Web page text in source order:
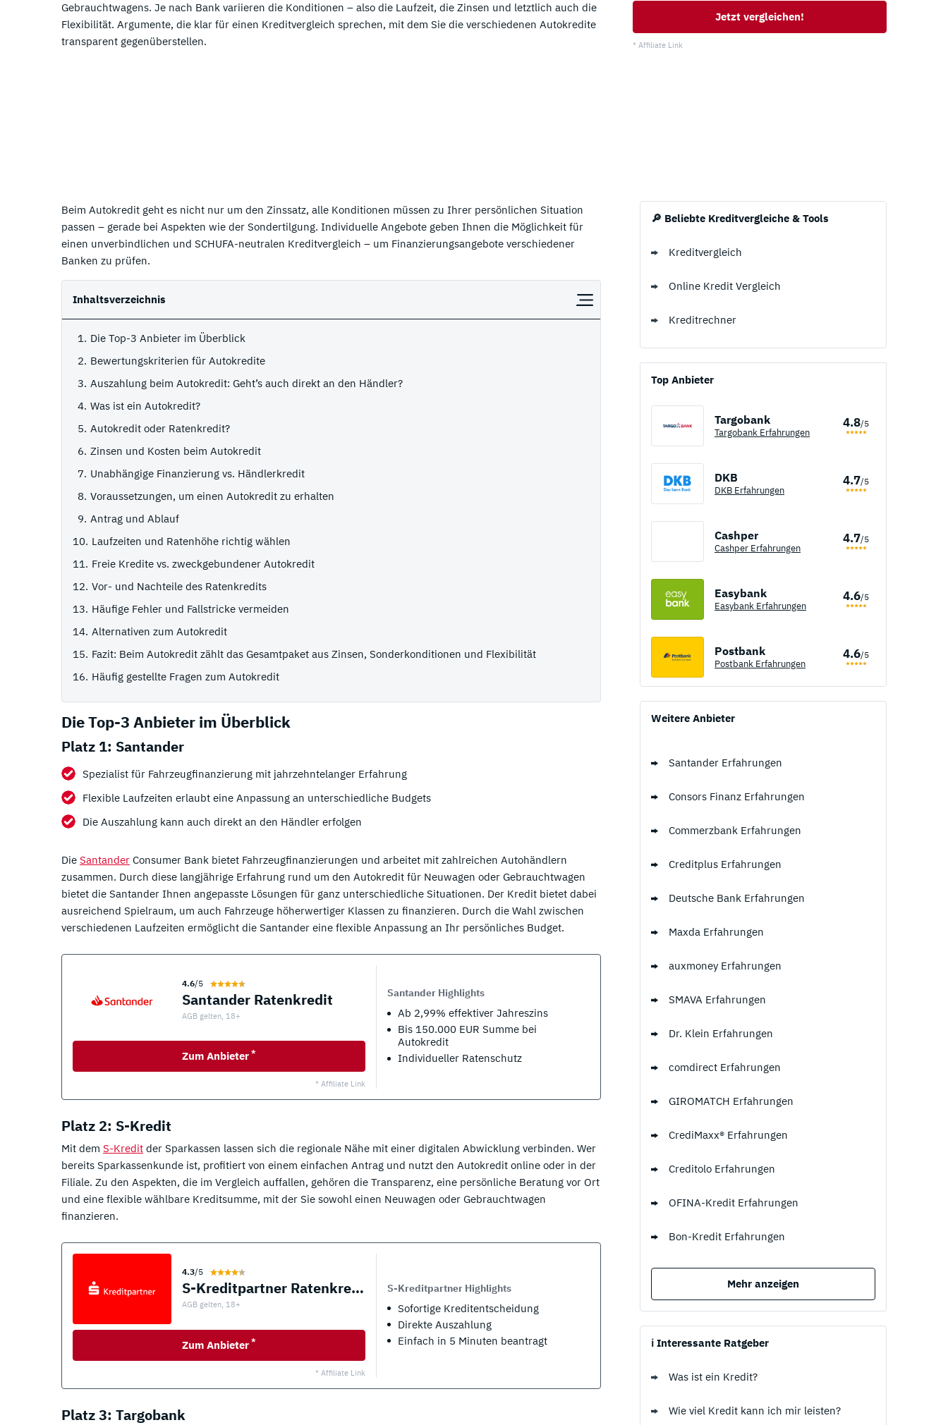
07. Consors Finanz Erfahrungen
Commerzbank Erfahrungen
Paypal Kredit
Umschuldungskredit
07. Trade Republic Erfahrungen
awa7 Erfahrungen
Mastercard Kreditkarten
Welche Kreditkarten Arten gibt es?
Gebrauchtwagens. Je nach Bank variieren die Konditionen – also die Laufzeit, die Zinsen und letztlich auch die
Flexibilität. Argumente, die klar für einen Kreditvergleich sprechen, mit dem Sie die verschiedenen Autokredite
transparent gegenüberstellen.
Jetzt vergleichen!
* Affiliate Link
Beim Autokredit geht es nicht nur um den Zinssatz, alle Konditionen müssen zu Ihrer persönlichen Situation
passen – gerade bei Aspekten wie der Sondertilgung. Individuelle Angebote geben Ihnen die Möglichkeit für
einen unverbindlichen und SCHUFA-neutralen Kreditvergleich – um Finanzierungsangebote verschiedener
Banken zu prüfen.
Inhaltsverzeichnis
Die Top-3 Anbieter im Überblick
Bewertungskriterien für Autokredite
Auszahlung beim Autokredit: Geht’s auch direkt an den Händler?
Was ist ein Autokredit?
Autokredit oder Ratenkredit?
Zinsen und Kosten beim Autokredit
Unabhängige Finanzierung vs. Händlerkredit
Voraussetzungen, um einen Autokredit zu erhalten
Antrag und Ablauf
Laufzeiten und Ratenhöhe richtig wählen
Freie Kredite vs. zweckgebundener Autokredit
Vor- und Nachteile des Ratenkredits
Häufige Fehler und Fallstricke vermeiden
Alternativen zum Autokredit
Fazit: Beim Autokredit zählt das Gesamtpaket aus Zinsen, Sonderkonditionen und Flexibilität
Häufig gestellte Fragen zum Autokredit
Die Top-3 Anbieter im Überblick
Platz 1: Santander
Spezialist für Fahrzeugfinanzierung mit jahrzehntelanger Erfahrung
Flexible Laufzeiten erlaubt eine Anpassung an unterschiedliche Budgets
Die Auszahlung kann auch direkt an den Händler erfolgen
Die Santander Consumer Bank bietet Fahrzeugfinanzierungen und arbeitet mit zahlreichen Autohändlern
zusammen. Durch diese langjährige Erfahrung rund um den Autokredit für Neuwagen oder Gebrauchtwagen
bietet die Santander Ihnen angepasste Lösungen für ganz unterschiedliche Situationen. Der Kredit bietet dabei
ausreichend Spielraum, um auch Fahrzeuge höherwertiger Klassen zu finanzieren. Durch die Wahl zwischen
verschiedenen Laufzeiten ermöglicht die Santander eine flexible Anpassung an Ihr persönliches Budget.
4.6/5
Santander Ratenkredit
AGB gelten, 18+
Zum Anbieter *
* Affiliate Link
Santander Highlights
Ab 2,99% effektiver Jahreszins
Bis 150.000 EUR Summe bei
Autokredit
Individueller Ratenschutz
Platz 2: S-Kredit
Mit dem S-Kredit der Sparkassen lassen sich die regionale Nähe mit einer digitalen Abwicklung verbinden. Wer
bereits Sparkassenkunde ist, profitiert von einem einfachen Antrag und nutzt den Autokredit online oder in der
Filiale. Zu den Aspekten, die im Vergleich auffallen, gehören die Transparenz, eine persönliche Beratung vor Ort
und eine flexible wählbare Kreditsumme, mit der Sie sowohl einen Neuwagen oder Gebrauchtwagen
finanzieren.
4.3/5
S-Kreditpartner Ratenkredit
AGB gelten, 18+
Zum Anbieter *
* Affiliate Link
S-Kreditpartner Highlights
Sofortige Kreditentscheidung
Direkte Auszahlung
Einfach in 5 Minuten beantragt
Platz 3: Targobank
🔎 Beliebte Kreditvergleiche & Tools
Kreditvergleich
Online Kredit Vergleich
Kreditrechner
Top Anbieter
Targobank
Targobank Erfahrungen
4.8/5
DKB
DKB Erfahrungen
4.7/5
Cashper
Cashper Erfahrungen
4.7/5
Easybank
Easybank Erfahrungen
4.6/5
Postbank
Postbank Erfahrungen
4.6/5
Weitere Anbieter
Santander Erfahrungen
Consors Finanz Erfahrungen
Commerzbank Erfahrungen
Creditplus Erfahrungen
Deutsche Bank Erfahrungen
Maxda Erfahrungen
auxmoney Erfahrungen
SMAVA Erfahrungen
Dr. Klein Erfahrungen
comdirect Erfahrungen
GIROMATCH Erfahrungen
CrediMaxx® Erfahrungen
Creditolo Erfahrungen
OFINA-Kredit Erfahrungen
Bon-Kredit Erfahrungen
Mehr anzeigen
ℹ️ Interessante Ratgeber
Was ist ein Kredit?
Wie viel Kredit kann ich mir leisten?